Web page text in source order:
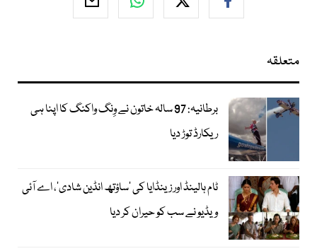
متعلقہ
برطانیہ: 97 سالہ خاتون نے وِنگ واکنگ کا اپنا ہی
ریکارڈ توڑ دیا
ٹام ہالینڈ اور زینڈایا کی ’ساؤتھ انڈین شادی‘، اے آئی
ویڈیو نے سب کو حیران کر دیا